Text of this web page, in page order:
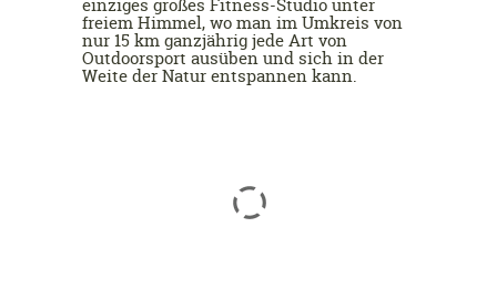
einziges großes Fitness-Studio unter
freiem Himmel, wo man im Umkreis von
nur 15 km ganzjährig jede Art von
Outdoorsport ausüben und sich in der
Weite der Natur entspannen kann.